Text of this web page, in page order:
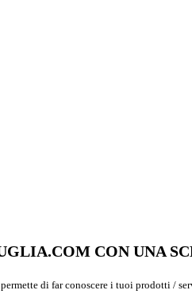
CON UNA
di far conoscere i tuoi prodotti /